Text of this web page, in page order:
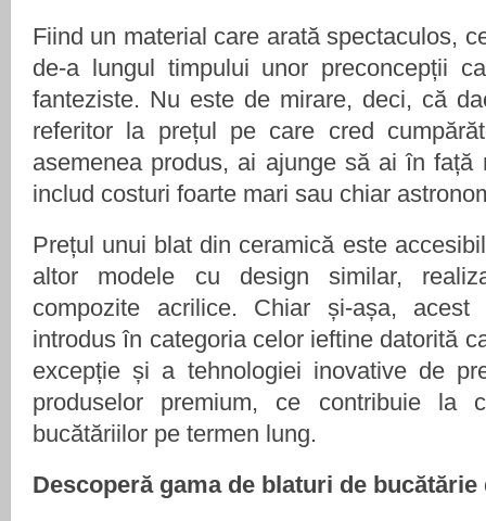
Fiind un material care arată spectaculos,
de-a lungul timpului unor preconcepții
fanteziste. Nu este de mirare, deci, că
referitor la prețul pe care cred
asemenea produs, ai ajunge să ai în față
includ costuri foarte mari sau chiar
Prețul unui blat din ceramică este
altor modele cu design similar,
compozite acrilice. Chiar și-așa,
introdus în categoria celor ieftine datorită
excepție și a tehnologiei inovative de
produselor premium, ce contribuie la
bucătăriilor pe termen lung.
Descoperă gama de blaturi de